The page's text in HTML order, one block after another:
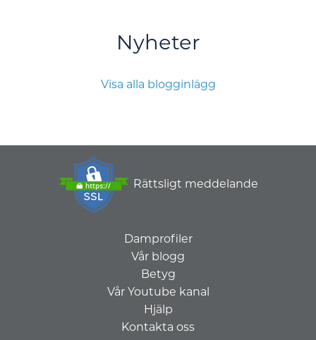
Nyheter
Visa alla blogginlägg
Rättsligt meddelande
Damprofiler
Vår blogg
Betyg
Vår Youtube kanal
Hjälp
Kontakta oss